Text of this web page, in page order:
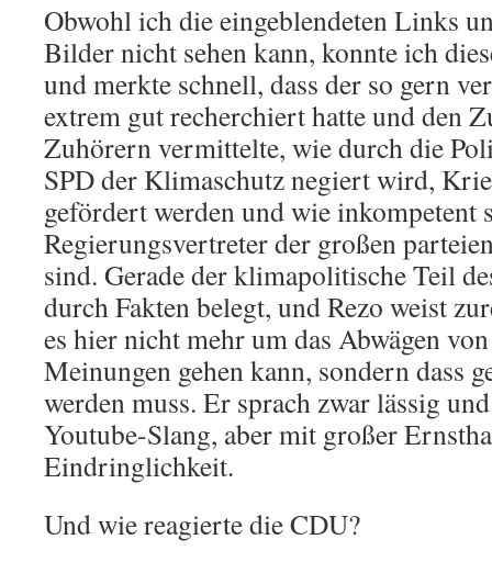
Obwohl ich die eingeblendeten Links
Bilder nicht sehen kann, konnte ich
und merkte schnell, dass der so gern
extrem gut recherchiert hatte und den
Zuhörern vermittelte, wie durch die
SPD der Klimaschutz negiert wird,
gefördert werden und wie inkompetent
Regierungsvertreter der großen
sind. Gerade der klimapolitische Teil
durch Fakten belegt, und Rezo weist
es hier nicht mehr um das Abwägen
Meinungen gehen kann, sondern dass
werden muss. Er sprach zwar lässig
Youtube-Slang, aber mit großer
Eindringlichkeit.
Und wie reagierte die CDU?